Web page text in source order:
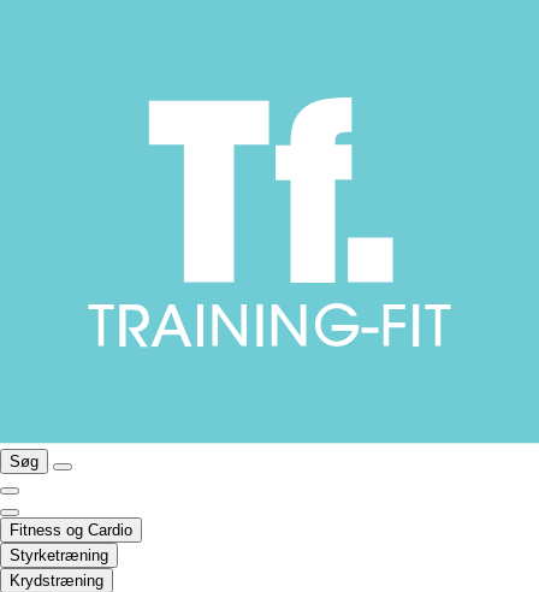
Søg
Fitness og Cardio
Styrketræning
Krydstræning